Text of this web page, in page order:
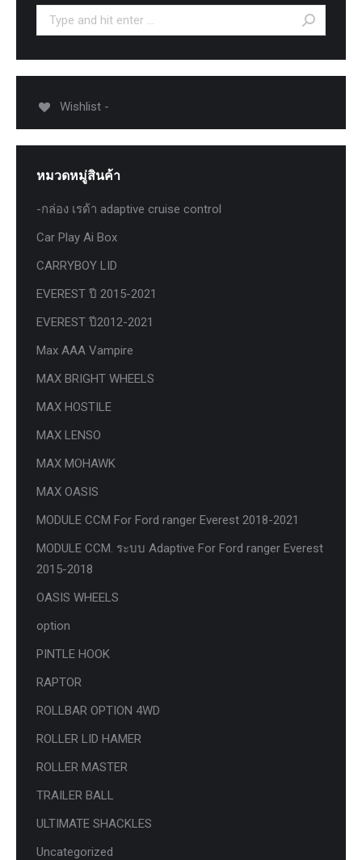
Search:
Wishlist -
หมวดหมู่สินค้า
-กล่อง เรด้า adaptive cruise control
Car Play Ai Box
CARRYBOY LID
EVEREST ปี 2015-2021
EVEREST ปี2012-2021
Max AAA Vampire
MAX BRIGHT WHEELS
MAX HOSTILE
MAX LENSO
MAX MOHAWK
MAX OASIS
MODULE CCM For Ford ranger Everest 2018-2021
MODULE CCM. ระบบ Adaptive For Ford ranger Everest
2015-2018
OASIS WHEELS
option
PINTLE HOOK
RAPTOR
ROLLBAR OPTION 4WD
ROLLER LID HAMER
ROLLER MASTER
TRAILER BALL
ULTIMATE SHACKLES
Uncategorized